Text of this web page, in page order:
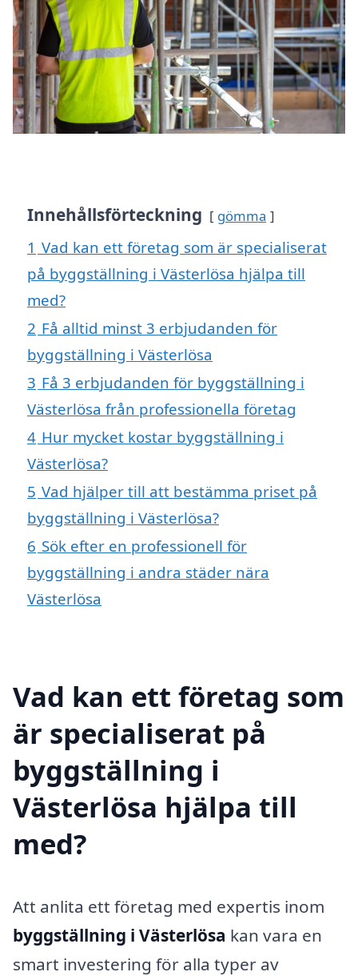
Innehållsförteckning gömma
1 Vad kan ett företag som är specialiserat
på byggställning i Västerlösa hjälpa till
med?
2 Få alltid minst 3 erbjudanden för
byggställning i Västerlösa
3 Få 3 erbjudanden för byggställning i
Västerlösa från professionella företag
4 Hur mycket kostar byggställning i
Västerlösa?
5 Vad hjälper till att bestämma priset på
byggställning i Västerlösa?
6 Sök efter en professionell för
byggställning i andra städer nära
Västerlösa
Vad kan ett företag som
är specialiserat på
byggställning i
Västerlösa hjälpa till
med?
Att anlita ett företag med expertis inom
byggställning i Västerlösa kan vara en
smart investering för alla typer av